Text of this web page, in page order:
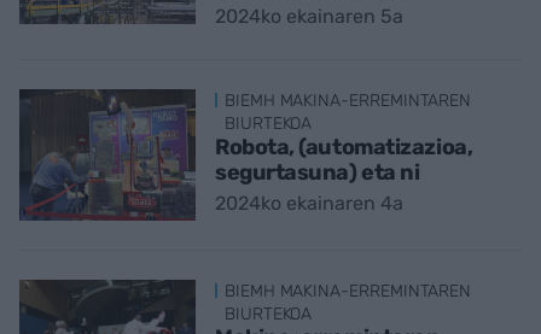
2024ko ekainaren 5a
BIEMH MAKINA-ERREMINTAREN
BIURTEKOA
Robota, (automatizazioa,
segurtasuna) eta ni
2024ko ekainaren 4a
BIEMH MAKINA-ERREMINTAREN
BIURTEKOA